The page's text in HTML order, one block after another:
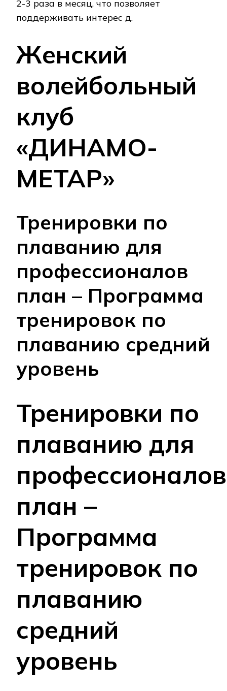
2-3 раза в месяц, что позволяет
поддерживать интерес д.
Женский
волейбольный
клуб
«ДИНАМО-
МЕТАР»
Тренировки по
плаванию для
профессионалов
план – Программа
тренировок по
плаванию средний
уровень
Тренировки по
плаванию для
профессионалов
план –
Программа
тренировок по
плаванию
средний
уровень